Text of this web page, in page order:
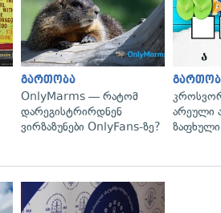
გართობა
OnlyMarms — რატომ
დარეგისტრირდნენ
ვირზაზუნები OnlyFans-ზე?
არეული